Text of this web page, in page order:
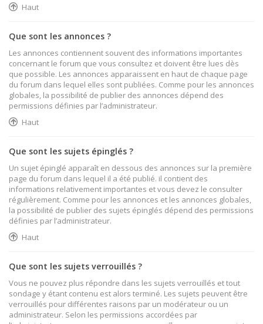
Haut
Que sont les annonces ?
Les annonces contiennent souvent des informations importantes
concernant le forum que vous consultez et doivent être lues dès
que possible. Les annonces apparaissent en haut de chaque page
du forum dans lequel elles sont publiées. Comme pour les annonces
globales, la possibilité de publier des annonces dépend des
permissions définies par l’administrateur.
Haut
Que sont les sujets épinglés ?
Un sujet épinglé apparaît en dessous des annonces sur la première
page du forum dans lequel il a été publié. il contient des
informations relativement importantes et vous devez le consulter
régulièrement. Comme pour les annonces et les annonces globales,
la possibilité de publier des sujets épinglés dépend des permissions
définies par l’administrateur.
Haut
Que sont les sujets verrouillés ?
Vous ne pouvez plus répondre dans les sujets verrouillés et tout
sondage y étant contenu est alors terminé. Les sujets peuvent être
verrouillés pour différentes raisons par un modérateur ou un
administrateur. Selon les permissions accordées par